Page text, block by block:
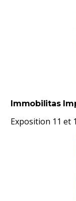
Immobilitas
Exposition 11 et